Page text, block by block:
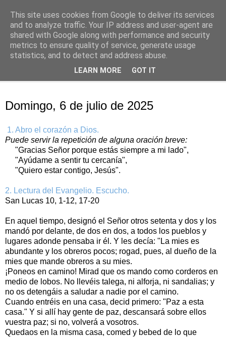
Oración personal
con el Evangelio de cada día
Domingo, 6 de julio de 2025
1. Abro el corazón a Dios.
Puede servir la repetición de alguna oración breve:
"Gracias Señor porque estás siempre a mi lado",
"Ayúdame a sentir tu cercanía",
"Quiero estar contigo, Jesús".
2. Lectura del Evangelio. Escucho.
San Lucas 10, 1-12, 17-20
En aquel tiempo, designó el Señor otros setenta y dos y los
mandó por delante, de dos en dos, a todos los pueblos y
lugares adonde pensaba ir él. Y les decía: "La mies es
abundante y los obreros pocos; rogad, pues, al dueño de la
mies que mande obreros a su mies.
¡Poneos en camino! Mirad que os mando como corderos en
medio de lobos. No llevéis talega, ni alforja, ni sandalias; y
no os detengáis a saludar a nadie por el camino.
Cuando entréis en una casa, decid primero: "Paz a esta
casa." Y si allí hay gente de paz, descansará sobre ellos
vuestra paz; si no, volverá a vosotros.
Quedaos en la misma casa, comed y bebed de lo que
This site uses cookies from Google to deliver its services
and to analyze traffic. Your IP address and user-agent are
shared with Google along with performance and security
metrics to ensure quality of service, generate usage
statistics, and to detect and address abuse.
LEARN MORE GOT IT